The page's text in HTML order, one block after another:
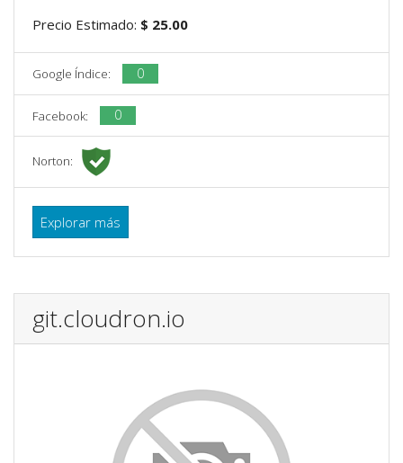
Precio Estimado: $ 25.00
Google Índice: 0
Facebook: 0
Norton:
Explorar más
git.cloudron.io